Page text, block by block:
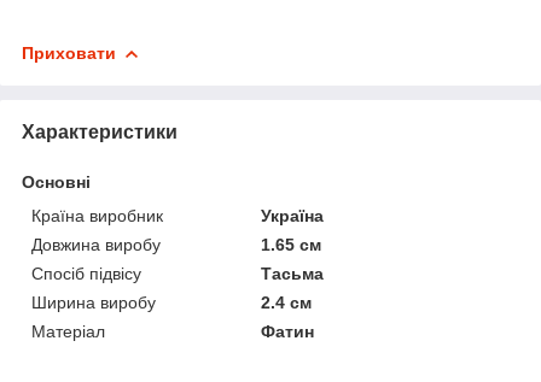
Приховати
Характеристики
Основні
Країна виробник
Україна
Довжина виробу
1.65 см
Спосіб підвісу
Тасьма
Ширина виробу
2.4 см
Матеріал
Фатин